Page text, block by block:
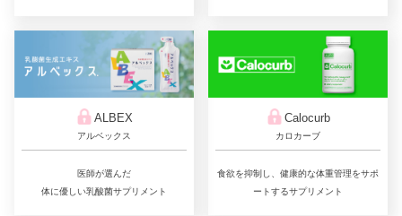
ALBEX
アルベックス
医師が選んだ
体に優しい乳酸菌サプリメント
Calocurb
カロカーブ
食欲を抑制し、健康的な体重管理をサポ
ートするサプリメント